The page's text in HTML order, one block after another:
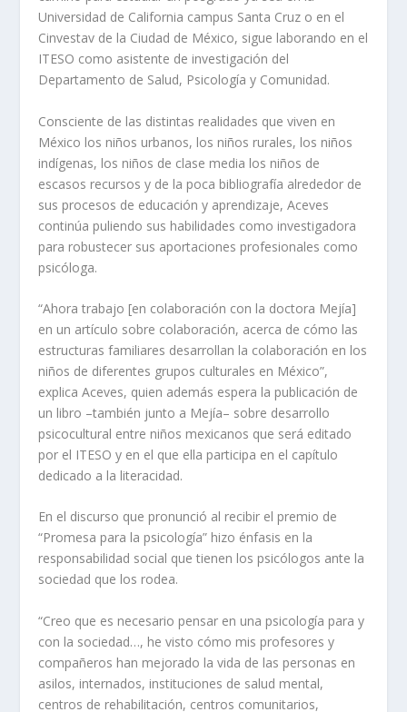
Universidad de California campus Santa Cruz o en el
Cinvestav de la Ciudad de México, sigue laborando en el
ITESO como asistente de investigación del
Departamento de Salud, Psicología y Comunidad.
Consciente de las distintas realidades que viven en
México los niños urbanos, los niños rurales, los niños
indígenas, los niños de clase media los niños de
escasos recursos y de la poca bibliografía alrededor de
sus procesos de educación y aprendizaje, Aceves
continúa puliendo sus habilidades como investigadora
para robustecer sus aportaciones profesionales como
psicóloga.
“Ahora trabajo [en colaboración con la doctora Mejía]
en un artículo sobre colaboración, acerca de cómo las
estructuras familiares desarrollan la colaboración en los
niños de diferentes grupos culturales en México”,
explica Aceves, quien además espera la publicación de
un libro –también junto a Mejía– sobre desarrollo
psicocultural entre niños mexicanos que será editado
por el ITESO y en el que ella participa en el capítulo
dedicado a la literacidad.
En el discurso que pronunció al recibir el premio de
“Promesa para la psicología” hizo énfasis en la
responsabilidad social que tienen los psicólogos ante la
sociedad que los rodea.
“Creo que es necesario pensar en una psicología para y
con la sociedad…, he visto cómo mis profesores y
compañeros han mejorado la vida de las personas en
asilos, internados, instituciones de salud mental,
centros de rehabilitación, centros comunitarios,